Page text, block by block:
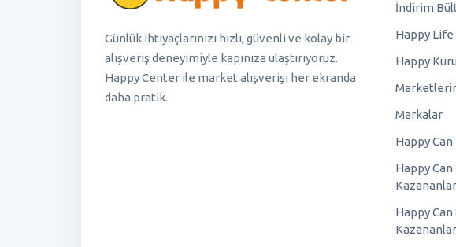
Günlük ihtiyaçlarınızı hızlı, güvenli ve kolay bir
alışveriş deneyimiyle kapınıza ulaştırıyoruz.
Happy Center ile market alışverişi her ekranda
daha pratik.
İndirim
Happy Life
Happy
Markalar
Happy Can
Happy Can
Happy Can